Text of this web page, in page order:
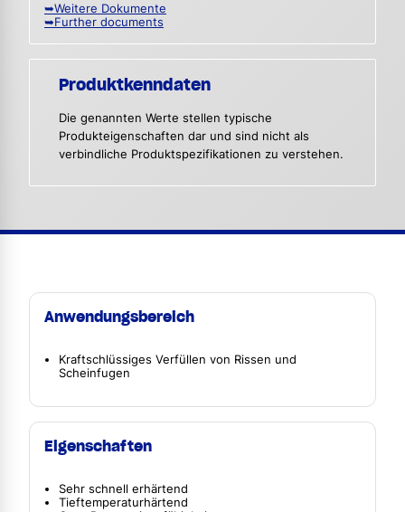
➥Weitere Dokumente
➥Further documents
Produktkenndaten
Die genannten Werte stellen typische
Produkteigenschaften dar und sind nicht als
verbindliche Produktspezifikationen zu verstehen.
Anwendungsbereich
Kraftschlüssiges Verfüllen von Rissen und
Scheinfugen
Eigenschaften
Sehr schnell erhärtend
Tieftemperaturhärtend